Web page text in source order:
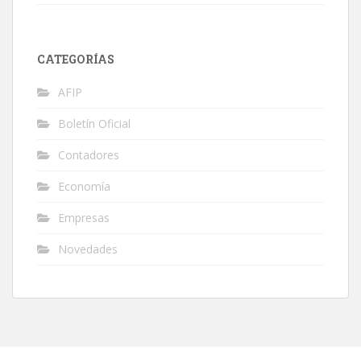
CATEGORÍAS
AFIP
Boletín Oficial
Contadores
Economía
Empresas
Novedades